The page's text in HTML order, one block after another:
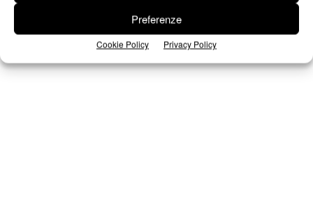
Preferenze
Cookie Policy Privacy Policy